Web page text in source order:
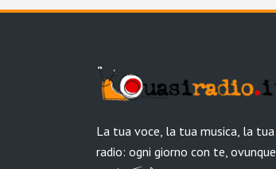
La tua voce, la tua musica, la tua
radio: ogni giorno con te, ovunque